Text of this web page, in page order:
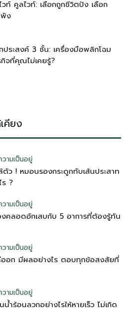
วท์ คูลไวท์: เลือกถูกชีวิตปัง เลือก
ง
ประสงค์ 3 ชั้น: เครื่องมือพลิกโฉม
กิจที่คุณไม่เคยรู้?
คียง
ามเป็นอยู่
ตัว ! หมอนรองกระดูกทับเส้นประสาท
ร ?
ามเป็นอยู่
งคลอดอักเสบกับ 5 อาการที่ต้องรู้ทัน
ามเป็นอยู่
อก มีผลอย่างไร ตอบทุกข้อสงสัยที่
ามเป็นอยู่
ำร้อนลวกอย่างไรให้หายเร็ว ไม่เกิด